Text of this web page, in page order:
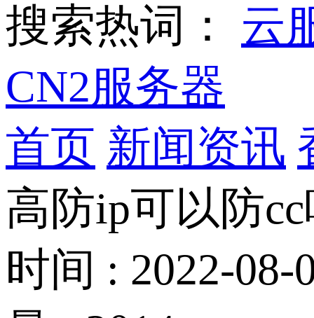
搜索热词： 云
CN2服务器
首页 新闻资讯
高防ip可以防cc
时间 : 2022-08-